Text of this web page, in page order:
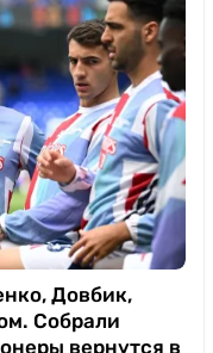
Довбик,
Собрали
вернутся в